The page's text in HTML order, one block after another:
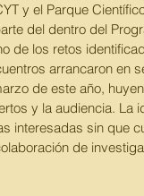
y el Parque
del dentro del
de los retos
arrancaron en
de este año,
y la audiencia. La
interesadas sin que
de